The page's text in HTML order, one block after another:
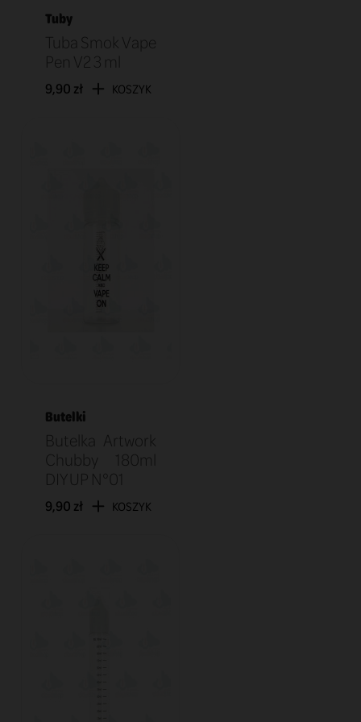
Tuby
Tuba Smok Vape
Pen V2 3 ml
9,90 zł KOSZYK
Butelki
Butelka Artwork
Chubby 180ml
DIY UP N°01
9,90 zł KOSZYK